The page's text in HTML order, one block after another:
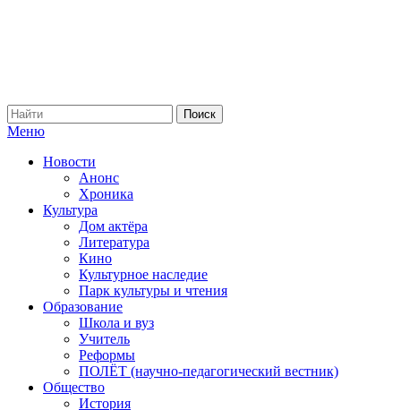
Меню
Новости
Анонс
Хроника
Культура
Дом актёра
Литература
Кино
Культурное наследие
Парк культуры и чтения
Образование
Школа и вуз
Учитель
Реформы
ПОЛЁТ (научно-педагогический вестник)
Общество
История